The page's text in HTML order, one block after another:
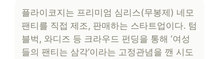
플라이코지는 프리미엄 심리스(무봉제) 네모
팬티를 직접 제조, 판매하는 스타트업이다. 텀
블벅, 와디즈 등 크라우드 펀딩을 통해 ‘여성
들의 팬티는 삼각’이라는 고정관념을 깬 시도